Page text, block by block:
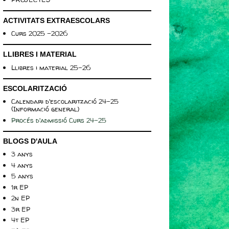
ACTIVITATS EXTRAESCOLARS
Curs 2025 -2026
LLIBRES I MATERIAL
Llibres i material 25-26
ESCOLARITZACIÓ
Calendari d'escolarització 24-25
(Informació general)
Procés d'admissió Curs 24-25
BLOGS D'AULA
3 anys
4 anys
5 anys
1r EP
2n EP
3r EP
4t EP